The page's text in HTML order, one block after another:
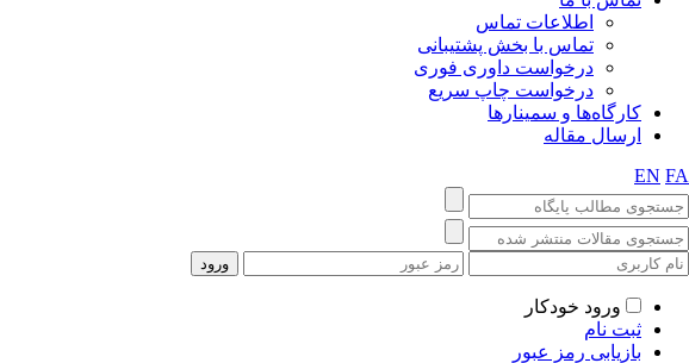
اطلاعات تماس
تماس با بخش پشتیبانی
درخواست داوری فوری
درخواست چاپ سریع
کارگاه‌ها و سمینارها
ارسال مقاله
EN FA
ورود خودکار
ثبت نام
بازیابی رمز عبور